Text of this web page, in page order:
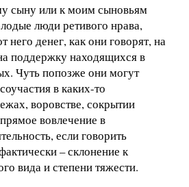
сыну или к моим сыновьям
люди ретивого нрава,
него денег, как они говорят, на
поддержку находящихся в
Чуть попозже они могут
в каких-то
воровстве, сокрытии
вовлечение в
если говорить
– склонение к
вида и степени тяжести.